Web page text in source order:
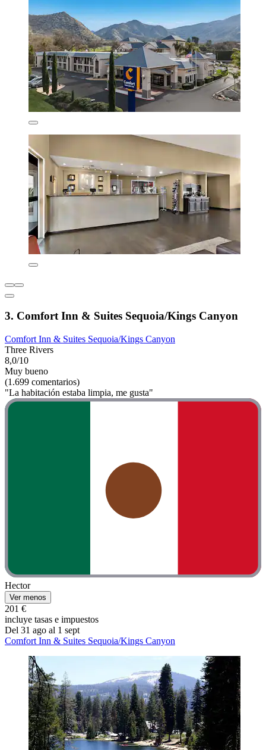
3. Comfort Inn & Suites Sequoia/Kings Canyon
Comfort Inn & Suites Sequoia/Kings Canyon
Three Rivers
8,0/10
Muy bueno
(1.699 comentarios)
"La habitación estaba limpia, me gusta"
Hector
Ver menos
201 €
incluye tasas e impuestos
Del 31 ago al 1 sept
Comfort Inn & Suites Sequoia/Kings Canyon